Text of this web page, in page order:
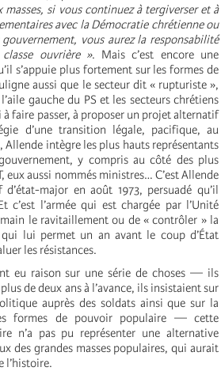
si vous continuez à tergiverser et à
avec la Démocratie chrétienne ou
vous aurez la responsabilité
ouvrière ». Mais c’est encore une
s’appuie plus fortement sur les formes de
aussi que le secteur dit « rupturiste »,
gauche du PS et les secteurs chrétiens
à faire passer, à proposer un projet alternatif
d’une transition légale, pacifique, au
Allende intègre les plus hauts représentants
y compris au côté des plus
eux aussi nommés ministres… C’est Allende
major en août 1973, persuadé qu’il
c’est l’armée qui est chargée par l’Unité
le ravitaillement ou de « contrôler » la
lui permet un an avant le coup d’État
les résistances.
eu raison sur une série de choses — ils
de deux ans à l’avance, ils insistaient sur
auprès des soldats ainsi que sur la
formes de pouvoir populaire — cette
n’a pas pu représenter une alternative
des grandes masses populaires, qui aurait
l’histoire.